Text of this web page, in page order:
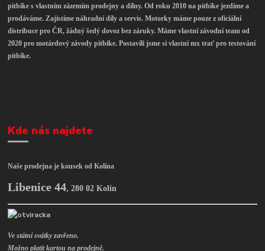
pitbike s vlastním zázemím prodejny a dílny. Od roku 2010 na pitbike jezdíme a
prodáváme. Zajistíme náhradní díly a servis. Motorky máme pouze z oficiální
distribuce pro ČR, žádný šedý dovoz bez záruky. Máme vlastní závodní team od
2020 pro motárdový závody pitbike. Postavili jsme si vlastní mx trať pro testování
pitbike.
Kde nás najdete
Naše prodejna je kousek od Kolína
Libenice 44,280 02 Kolín
Ve státní svátky zavřeno.
Možno platit kartou na prodejně.